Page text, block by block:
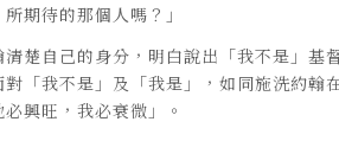
期待的那個人嗎？」
清楚自己的身分，明白說出「我不是」基
對「我不是」及「我是」，如同施洗約翰
必興旺，我必衰微」。